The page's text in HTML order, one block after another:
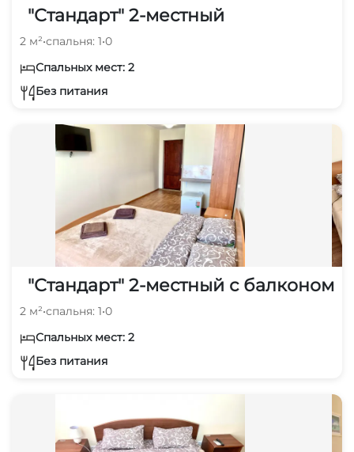
"Стандарт" 2-местный
2 м²•спальня: 1•0
Спальных мест: 2
Без питания
"Стандарт" 2-местный с балконом
2 м²•спальня: 1•0
Спальных мест: 2
Без питания